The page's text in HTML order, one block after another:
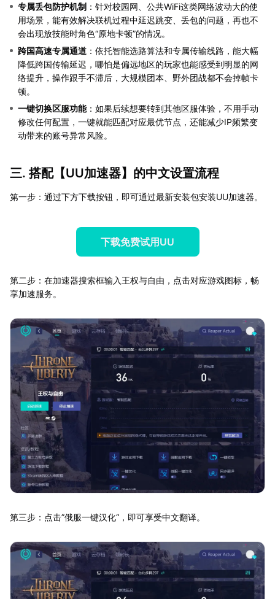
专属丢包防护机制 ：针对校园网、公共WiFi这类网络波动大的使
用场景，能有效解决联机过程中延迟跳变、丢包的问题，再也不
会出现放技能时角色“原地卡顿”的情况。
跨国高速专属通道 ：依托智能选路算法和专属传输线路，能大幅
降低跨国传输延迟，哪怕是偏远地区的玩家也能感受到明显的网
络提升，操作跟手不滞后，大规模团本、野外团战都不会掉帧卡
顿。
一键切换区服功能：如果后续想要转到其他区服体验，不用手动
修改任何配置，一键就能匹配对应最优节点，还能减少IP频繁变
动带来的账号异常风险。
三. 搭配【UU加速器】的中文设置流程
第一步：通过下方下载按钮，即可通过最新安装包安装UU加速器。
下载免费试用UU
第二步：在加速器搜索框输入王权与自由，点击对应游戏图标，畅
享加速服务。
第三步：点击”俄服一键汉化“，即可享受中文翻译。